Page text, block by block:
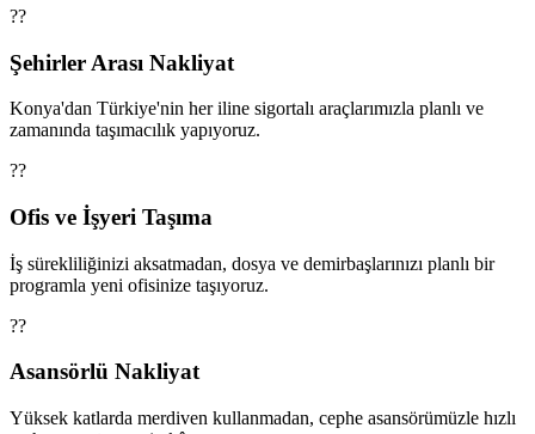
??
Şehirler Arası Nakliyat
Konya'dan Türkiye'nin her iline sigortalı araçlarımızla planlı ve
zamanında taşımacılık yapıyoruz.
??
Ofis ve İşyeri Taşıma
İş sürekliliğinizi aksatmadan, dosya ve demirbaşlarınızı planlı bir
programla yeni ofisinize taşıyoruz.
??
Asansörlü Nakliyat
Yüksek katlarda merdiven kullanmadan, cephe asansörümüzle hızlı